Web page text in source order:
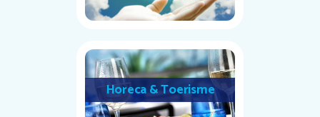
Horeca & Toerisme